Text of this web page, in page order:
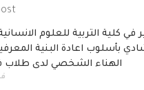
كلية التربية للعلوم
بأسلوب اعادة البنية
الهناء الشخصي لدى طلاب